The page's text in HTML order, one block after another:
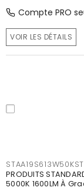
Compte PRO
VOIR LES DÉTAILS
PRODUITS
5000K 1600LM À